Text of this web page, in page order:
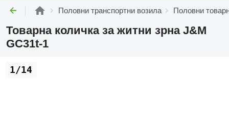
Половни транспортни возила Половни
Товарна количка за житни зрна J&M
GC31t-1
1/14